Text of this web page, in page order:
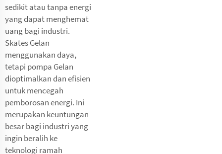
sedikit atau tanpa energi
yang dapat menghemat
uang bagi industri.
Skates Gelan
menggunakan daya,
tetapi pompa Gelan
dioptimalkan dan efisien
untuk mencegah
pemborosan energi. Ini
merupakan keuntungan
besar bagi industri yang
ingin beralih ke
teknologi ramah